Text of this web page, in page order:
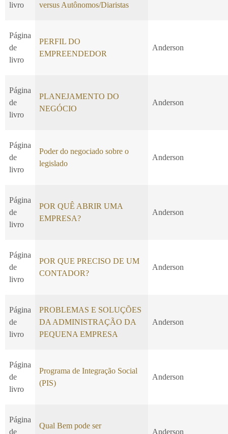
livro
versus Autônomos/Diaristas
Página
de
livro
PERFIL DO
EMPREENDEDOR
Anderson
Página
de
livro
PLANEJAMENTO DO
NEGÓCIO
Anderson
Página
de
livro
Poder do negociado sobre o
legislado
Anderson
Página
de
livro
POR QUÊ ABRIR UMA
EMPRESA?
Anderson
Página
de
livro
POR QUE PRECISO DE UM
CONTADOR?
Anderson
Página
de
livro
PROBLEMAS E SOLUÇÕES
DA ADMINISTRAÇÃO DA
PEQUENA EMPRESA
Anderson
Página
de
livro
Programa de Integração Social
(PIS)
Anderson
Página
de
Qual Bem pode ser
Anderson